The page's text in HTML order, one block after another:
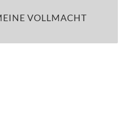
VOLLMACHT